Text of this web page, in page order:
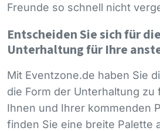
Freunde so schnell nicht
Entscheiden Sie sich für
Unterhaltung für Ihre
Mit Eventzone.de haben Sie
die Form der Unterhaltung zu
Ihnen und Ihrer kommenden
finden Sie eine breite Palette